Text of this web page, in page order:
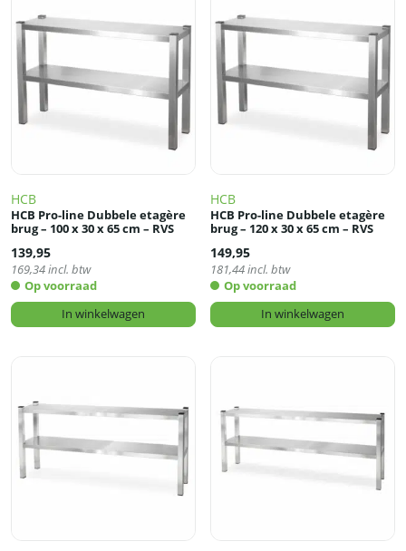
HCB
HCB Pro-line Dubbele etagère
brug – 100 x 30 x 65 cm – RVS
139,95
169,34incl. btw
Op voorraad
In winkelwagen
HCB
HCB Pro-line Dubbele etagère
brug – 120 x 30 x 65 cm – RVS
149,95
181,44incl. btw
Op voorraad
In winkelwagen